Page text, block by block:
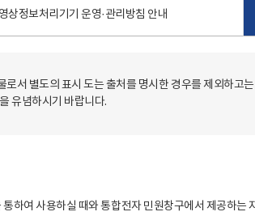
영상정보처리기기 운영·관리방침 안내
서 별도의 표시 도는 출처를 명시한 경우를 제외하고
유념하시기 바랍니다.
하여 사용하실 때와 통합전자 민원창구에서 제공하